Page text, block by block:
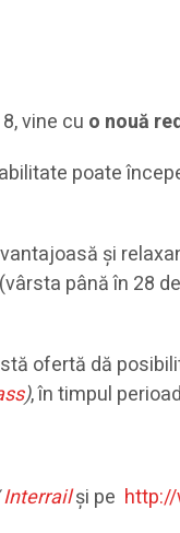
vine cu o nouă
poate
şi
până în 28
ofertă dă
), în timpul
Interrailși pe